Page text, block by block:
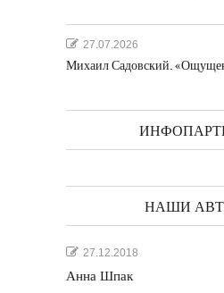
27.07.2026
Михаил Садовский.
НАШИ
27.12.2018
Анна Шпак